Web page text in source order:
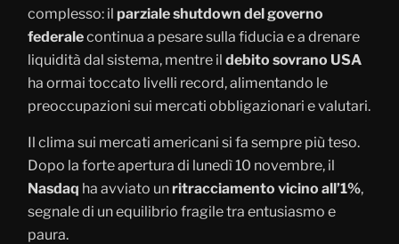
complesso: il parziale shutdown del governo
federalecontinua a pesare sulla fiducia e a drenare
liquidità dal sistema, mentre il debito sovrano USA
ha ormai toccato livelli record, alimentando le
preoccupazioni sui mercati obbligazionari e valutari.
Il clima sui mercati americani si fa sempre più teso.
Dopo la forte apertura di lunedì 10 novembre, il
Nasdaq ha avviato unritracciamento vicino all’1%,
segnale di un equilibrio fragile tra entusiasmo e
paura.